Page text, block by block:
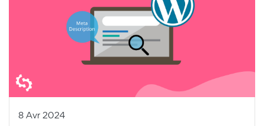
8 Avr 2024